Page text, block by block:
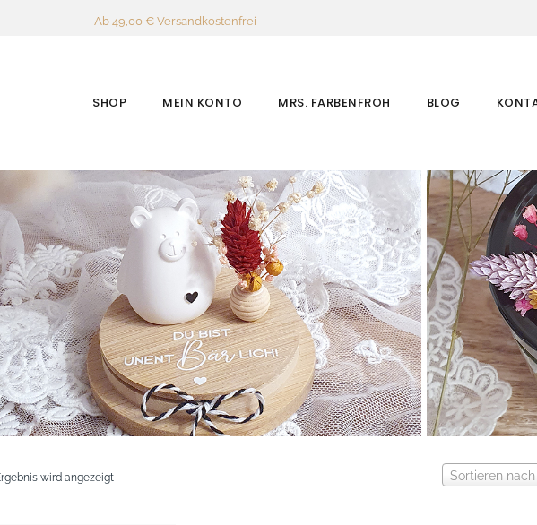
Ab 49,00 € Versandkostenfrei
SHOP MEIN KONTO MRS. FARBENFROH BLOG
wird angezeigt Sortieren